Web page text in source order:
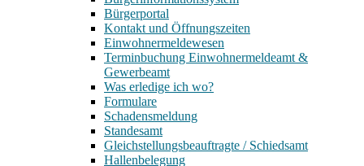
Bürgerportal
Kontakt und Öffnungszeiten
Einwohnermeldewesen
Terminbuchung Einwohnermeldeamt &
Gewerbeamt
Was erledige ich wo?
Formulare
Schadensmeldung
Standesamt
Gleichstellungsbeauftragte / Schiedsamt
Hallenbelegung